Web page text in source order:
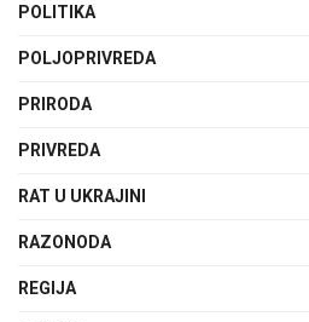
POLITIKA
POLJOPRIVREDA
PRIRODA
PRIVREDA
RAT U UKRAJINI
RAZONODA
REGIJA